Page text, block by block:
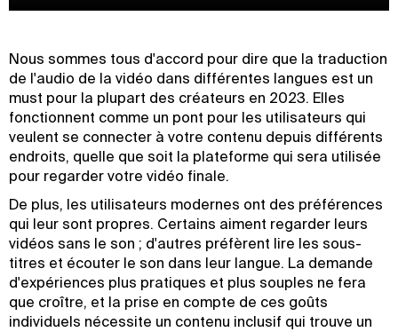
Nous sommes tous d'accord pour dire que la traduction
de l'audio de la vidéo dans différentes langues est un
must pour la plupart des créateurs en 2023. Elles
fonctionnent comme un pont pour les utilisateurs qui
veulent se connecter à votre contenu depuis différents
endroits, quelle que soit la plateforme qui sera utilisée
pour regarder votre vidéo finale.
De plus, les utilisateurs modernes ont des préférences
qui leur sont propres. Certains aiment regarder leurs
vidéos sans le son ; d'autres préfèrent lire les sous-
titres et écouter le son dans leur langue. La demande
d'expériences plus pratiques et plus souples ne fera
que croître, et la prise en compte de ces goûts
individuels nécessite un contenu inclusif qui trouve un